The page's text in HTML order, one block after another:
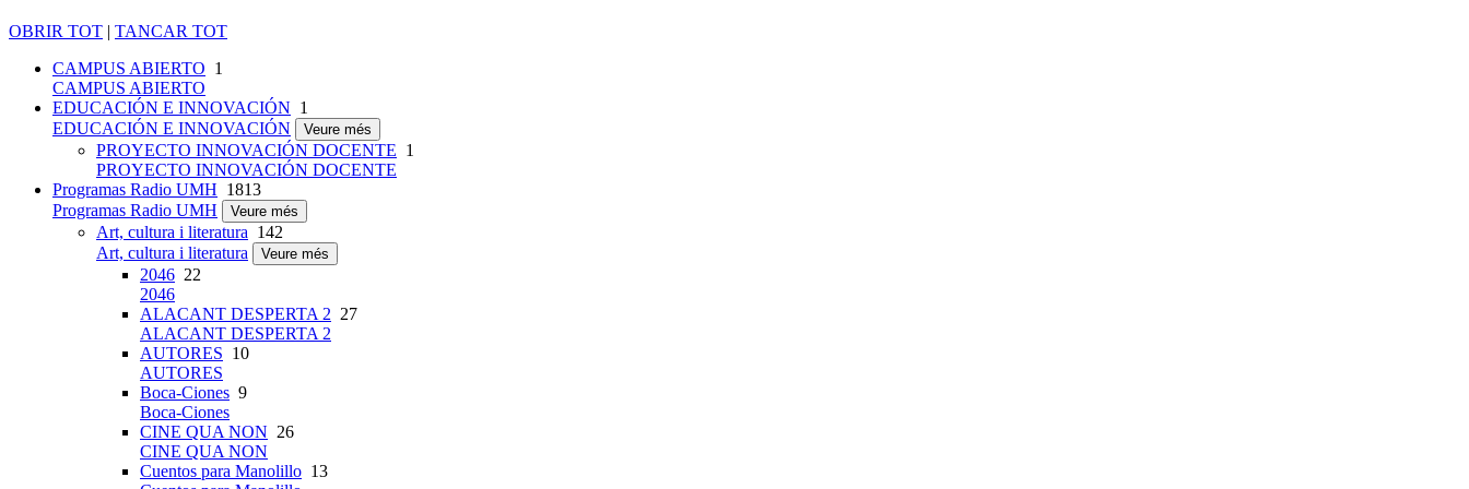
OBRIR TOT | TANCAR TOT
CAMPUS ABIERTO 1
CAMPUS ABIERTO
EDUCACIÓN E INNOVACIÓN 1
EDUCACIÓN E INNOVACIÓN
Veure més
PROYECTO INNOVACIÓN DOCENTE 1
PROYECTO INNOVACIÓN DOCENTE
Programas Radio UMH 1813
Programas Radio UMH
Veure més
Art, cultura i literatura 142
Art, cultura i literatura
Veure més
2046 22
2046
ALACANT DESPERTA 2 27
ALACANT DESPERTA 2
AUTORES 10
AUTORES
Boca-Ciones 9
Boca-Ciones
CINE QUA NON 26
CINE QUA NON
Cuentos para Manolillo 13